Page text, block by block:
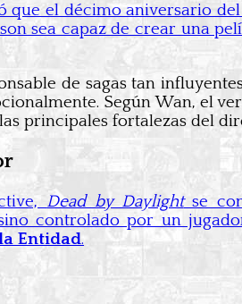
que el décimo aniversario
sea capaz de crear una
de sagas tan
Según Wan, el
principales fortalezas del
Dead by Daylightse
controlado por un
Entidad.